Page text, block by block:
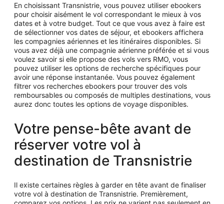
En choisissant Transnistrie, vous pouvez utiliser ebookers
pour choisir aisément le vol correspondant le mieux à vos
dates et à votre budget. Tout ce que vous avez à faire est
de sélectionner vos dates de séjour, et ebookers affichera
les compagnies aériennes et les itinéraires disponibles. Si
vous avez déjà une compagnie aérienne préférée et si vous
voulez savoir si elle propose des vols vers RMO, vous
pouvez utiliser les options de recherche spécifiques pour
avoir une réponse instantanée. Vous pouvez également
filtrer vos recherches ebookers pour trouver des vols
remboursables ou composés de multiples destinations, vous
aurez donc toutes les options de voyage disponibles.
Votre pense-bête avant de
réserver votre vol à
destination de Transnistrie
Il existe certaines règles à garder en tête avant de finaliser
votre vol à destination de Transnistrie. Premièrement,